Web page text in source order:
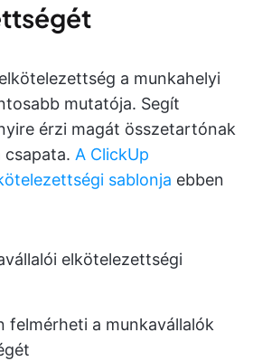
a munkahelyi
mutatója. Segít
érzi magát összetartónak
csapata. A ClickUp
sablonja ebben
elkötelezettségi
felmérheti a munkavállalók